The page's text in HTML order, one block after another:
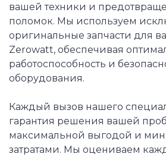
вашей техники и
поломок. Мы используем
оригинальные запчасти для
Zerowatt, обеспечивая
работоспособность и
оборудования.
Каждый вызов нашего
гарантия решения вашей
максимальной выгодой и
затратами. Мы оцениваем